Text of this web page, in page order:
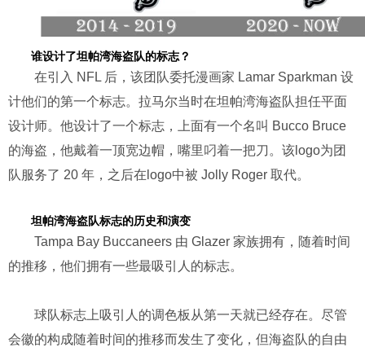
谁设计了坦帕湾海盗队的标志？
在引入 NFL 后，该团队委托漫画家 Lamar Sparkman 设
计他们的第一个标志。拉马尔当时在坦帕湾海盗队担任平面
设计师。他设计了一个标志，上面有一个名叫 Bucco Bruce
的海盗，他戴着一顶宽边帽，嘴里叼着一把刀。该logo为团
队服务了 20 年，之后在logo中被 Jolly Roger 取代。
坦帕湾海盗队标志的历史和演变
Tampa Bay Buccaneers 由 Glazer 家族拥有，随着时间
的推移，他们拥有一些最吸引人的标志。
球队标志上吸引人的调色板从第一天就已经存在。尽管
会徽的构成随着时间的推移而发生了变化，但海盗队的自由